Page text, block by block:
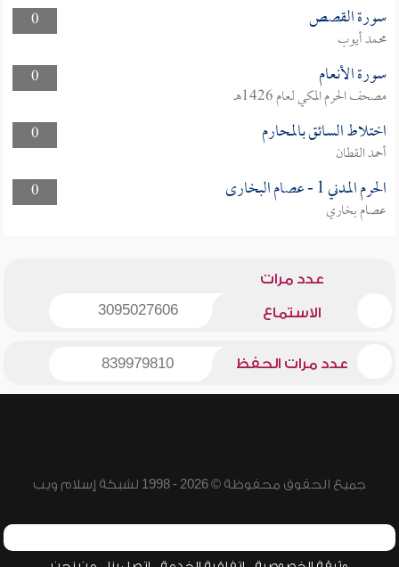
0
سورة القصص
محمد أيوب
0
سورة الأنعام
مصحف الحرم المكي لعام 1426هـ
0
اختلاط السائق بالمحارم
أحمد القطان
0
الحرم المدني 1 - عصام البخارى
عصام بخاري
عدد مرات
الاستماع 3095027606
عدد مرات الحفظ 839979810
جميع الحقوق محفوظة © 2026 - 1998 لشبكة إسلام ويب